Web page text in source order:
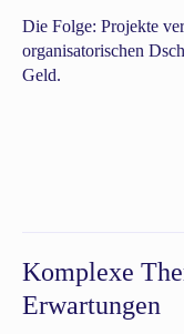
Die Folge: Projekte
organisatorischen
Geld.
Komplexe
Erwartungen